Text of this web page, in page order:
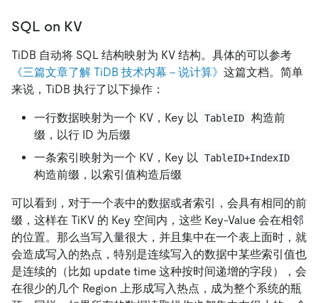
SQL on KV
TiDB 自动将 SQL 结构映射为 KV 结构。具体的可以参考
《三篇文章了解 TiDB 技术内幕 - 说计算》 这篇文档。简单
来说，TiDB 执行了以下操作：
一行数据映射为一个 KV，Key 以 TableID
构造前
缀，以行 ID 为后缀
一条索引映射为一个 KV，Key 以
TableID+IndexID
构造前缀，以索引值构造后缀
可以看到，对于一个表中的数据或者索引，会具有相同的前
缀，这样在 TiKV 的 Key 空间内，这些 Key-Value 会在相邻
的位置。那么当写入量很大，并且集中在一个表上面时，就
会造成写入的热点，特别是连续写入的数据中某些索引值也
是连续的（比如 update time 这种按时间递增的字段），会
在很少的几个 Region 上形成写入热点，成为整个系统的瓶